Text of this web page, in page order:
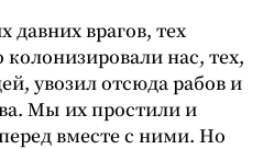
врагов, тех
нас, тех,
увозил отсюда рабов и
Мы их простили и
вместе с ними. Но